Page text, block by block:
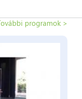
programok >